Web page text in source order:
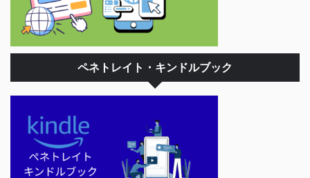
ペネトレイト・キンドルブック